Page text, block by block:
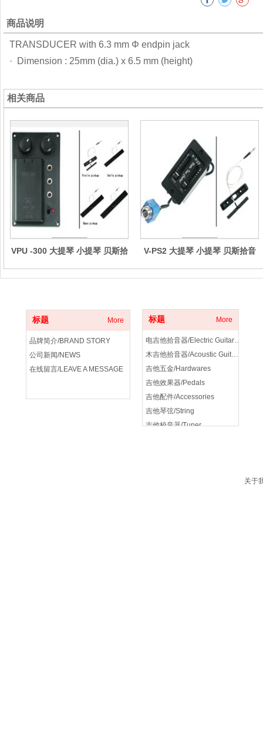
商品说明
TRANSDUCER with 6.3 mm Φ endpin jack
· Dimension : 25mm (dia.) x 6.5 mm (height)
相关商品
VPU -300 大提琴 小提琴 贝斯拾
V-PS2 大提琴 小提琴 贝斯拾音
标题 More
品牌简介/BRAND STORY
公司新闻/NEWS
在线留言/LEAVE A MESSAGE
标题 More
电吉他拾音器/Electric Guitar Pickup
木吉他拾音器/Acoustic Guitar Pickup
吉他五金/Hardwares
吉他效果器/Pedals
吉他配件/Accessories
吉他琴弦/String
吉他校音器/Tuner
关于